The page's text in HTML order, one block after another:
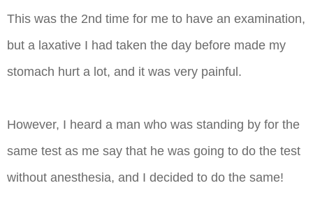
This was the 2nd time for me to have an examination,
but a laxative I had taken the day before made my
stomach hurt a lot, and it was very painful.
However, I heard a man who was standing by for the
same test as me say that he was going to do the test
without anesthesia, and I decided to do the same!